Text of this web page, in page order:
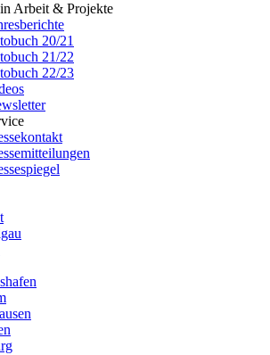
Arbeit & Projekte
20/21
21/22
22/23